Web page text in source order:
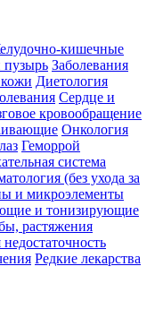
кишечные
Заболевания
Диетология
Сердце и
кровообращение
Онкология
Геморрой
система
(без ухода за
и микроэлементы
и тонизирующие
растяжения
Редкие лекарства